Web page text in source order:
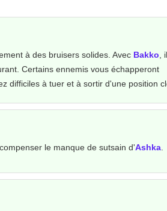
à des bruisers solides. Avec Bakko, il
Certains ennemis vous échapperont
difficiles à tuer et à sortir d'une position
le manque de sutsain d'Ashka.